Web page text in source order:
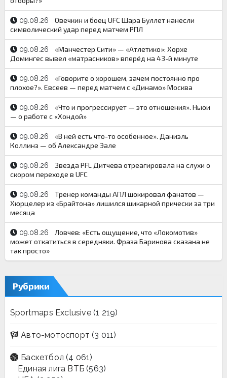
09.08.26
Овечкин и боец UFC Шара Буллет нанесли
символический удар перед матчем РПЛ
09.08.26
«Манчестер Сити» — «Атлетико»: Хорхе
Домингес вывел «матрасников» вперёд на 43-й минуте
09.08.26
«Говорите о хорошем, зачем постоянно про
плохое?». Евсеев — перед матчем с «Динамо» Москва
09.08.26
«Что и прогрессирует — это отношения». Ньюи
— о работе с «Хондой»
09.08.26
«В ней есть что-то особенное». Даниэль
Коллинз — об Александре Эале
09.08.26
Звезда PFL Дитчева отреагировала на слухи о
скором переходе в UFC
09.08.26
Тренер команды АПЛ шокировал фанатов —
Хюрцелер из «Брайтона» лишился шикарной прически за три
месяца
09.08.26
Ловчев: «Есть ощущение, что «Локомотив»
может откатиться в середняки. Фраза Баринова сказана не
так просто»
Рубрики
Sportmaps Exclusive(1 219)
Авто-мотоспорт (3 011)
Баскетбол (4 061)
Единая лига ВТБ (563)